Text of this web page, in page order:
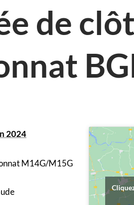
de
2024
M14G/M15G